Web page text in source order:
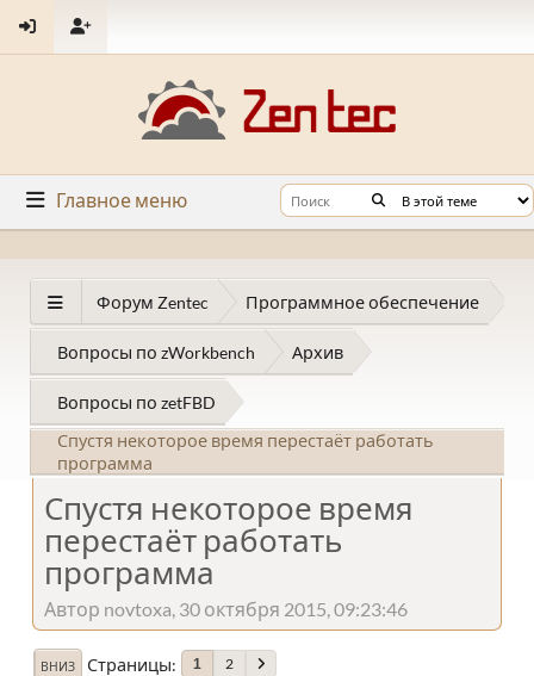
Главное меню
Форум Zentec Программное обеспечение
Вопросы по zWorkbench Архив
Вопросы по zetFBD
Спустя некоторое время перестаёт работать
программа
Спустя некоторое время
перестаёт работать
программа
Автор novtoxa, 30 октября 2015, 09:23:46
ВНИЗ Страницы 1 2